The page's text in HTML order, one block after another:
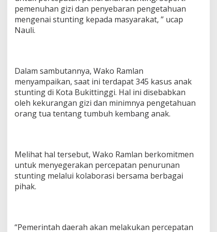
pemenuhan gizi dan penyebaran pengetahuan
mengenai stunting kepada masyarakat, ” ucap
Nauli.
Dalam sambutannya, Wako Ramlan
menyampaikan, saat ini terdapat 345 kasus anak
stunting di Kota Bukittinggi. Hal ini disebabkan
oleh kekurangan gizi dan minimnya pengetahuan
orang tua tentang tumbuh kembang anak.
Melihat hal tersebut, Wako Ramlan berkomitmen
untuk menyegerakan percepatan penurunan
stunting melalui kolaborasi bersama berbagai
pihak.
“Pemerintah daerah akan melakukan percepatan